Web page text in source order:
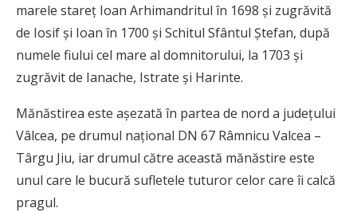
marele stareț Ioan Arhimandritul în 1698 și zugrăvită
de Iosif și Ioan în 1700 și Schitul Sfântul Ștefan, după
numele fiului cel mare al domnitorului, la 1703 și
zugrăvit de Ianache, Istrate și Harinte.
Mănăstirea este așezată în partea de nord a județului
Vâlcea, pe drumul național DN 67 Râmnicu Valcea –
Târgu Jiu, iar drumul către această mănăstire este
unul care le bucură sufletele tuturor celor care îi calcă
pragul.